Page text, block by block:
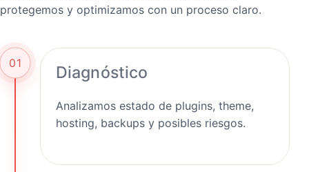
protegemos y optimizamos con un proceso claro.
01 Diagnóstico
Analizamos estado de plugins, theme,
hosting, backups y posibles riesgos.